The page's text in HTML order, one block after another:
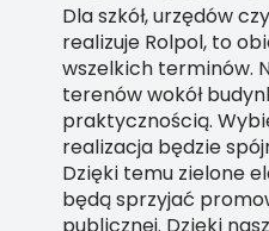
Dla szkół, urzędów
realizuje Rolpol, to
wszelkich terminów.
terenów wokół
praktycznością.
realizacja będzie
Dzięki temu zielone
będą sprzyjać